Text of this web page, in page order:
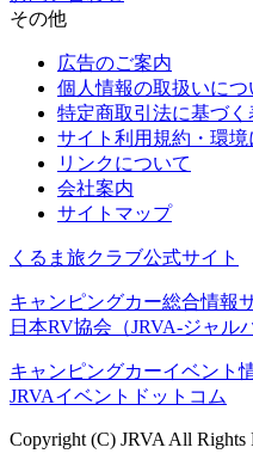
その他
広告のご案内
個人情報の取扱いにつ
特定商取引法に基づく
サイト利用規約・環境
リンクについて
会社案内
サイトマップ
くるま旅クラブ公式サイト
キャンピングカー総合情報
日本RV協会（JRVA-ジャル
キャンピングカーイベント
JRVAイベントドットコム
Copyright (C) JRVA All Rights